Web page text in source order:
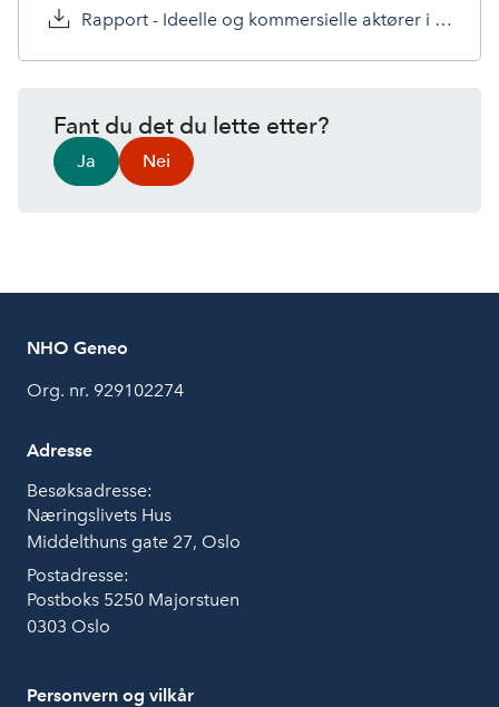
Rapport - Ideelle og kommersielle aktører i helse- og omsorgssektoren - 5.10.pdf
Fant du det du lette etter?
Ja Nei
NHO Geneo
Org. nr. 929102274
Adresse
Besøksadresse:
Næringslivets Hus
Middelthuns gate 27, Oslo
Postadresse:
Postboks 5250 Majorstuen
0303 Oslo
Personvern og vilkår